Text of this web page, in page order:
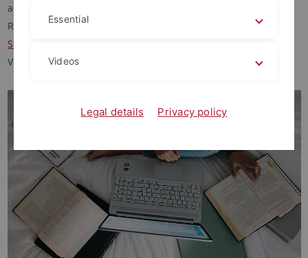
auf alle Fragen rund um den Bewerbungsprozess. Bei
Rückfragen stehen unsere
und das
Studierendensekretariat der Universität
Verfügung.
Essential
Videos
Legal details Privacy policy